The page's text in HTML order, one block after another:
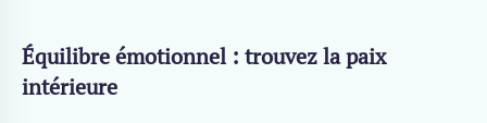
Équilibre émotionnel : trouvez la paix
intérieure